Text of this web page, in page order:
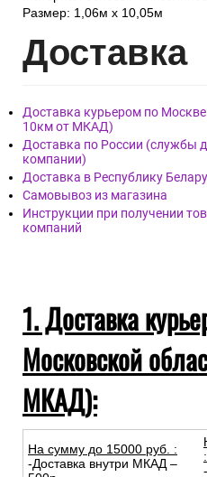
Размер: 1,06м х 10,05м
Доставка
Доставка курьером по
10км от МКАД)
Доставка по России (службы
компании)
Доставка в Республику
Самовывоз из магазина
Инструкции при получении
компаний
1. Доставка
Московской
МКАД):
На сумму до 15000 руб. :
-Доставка внутри МКАД –
: